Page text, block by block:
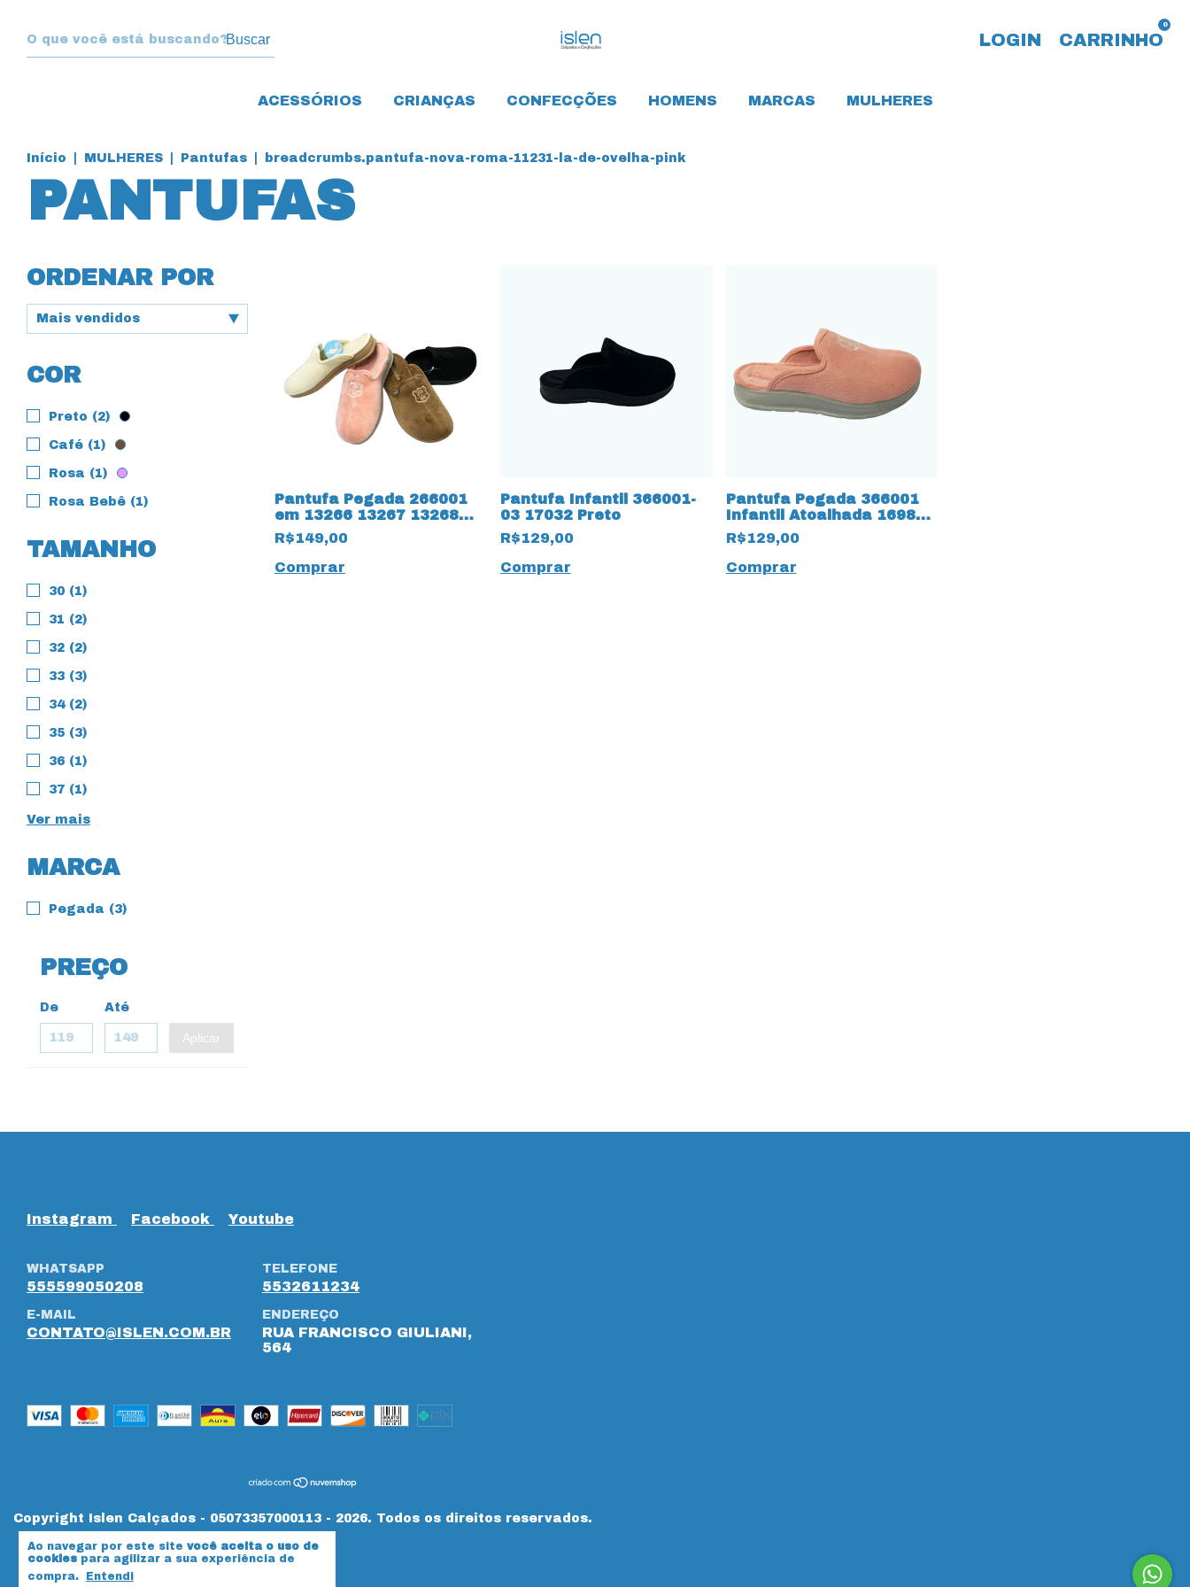
Buscar LOGIN CARRINHO
0
ACESSÓRIOS CRIANÇAS CONFECÇÕES HOMENS MARCAS MULHERES
Ao navegar por este site você aceita o uso de
cookies para agilizar a sua experiência de
compra.
Entendi
Início MULHERES Pantufas breadcrumbs.pantufa-nova-roma-11231-la-de-ovelha-pink
PANTUFAS
ORDENAR POR
COR
Preto (2)
Café (1)
Rosa (1)
Rosa Bebê (1)
TAMANHO
30 (1)
31 (2)
32 (2)
33 (3)
34 (2)
35 (3)
36 (1)
37 (1)
Ver mais
MARCA
Pegada (3)
PREÇO
De Até
Aplicar
Pantufa Pegada 266001
em 13266 13267 13268
Tecido Atoalhado
R$149,00
Comprar
Pantufa Infantil 366001-
03 17032 Preto
R$129,00
Comprar
Pantufa Pegada 366001
Infantil Atoalhada 16983
Rose
R$129,00
Comprar
Instagram Facebook Youtube
WHATSAPP
555599050208
TELEFONE
5532611234
E-MAIL
CONTATO@ISLEN.COM.BR
ENDEREÇO
RUA FRANCISCO GIULIANI,
564
Copyright Islen Calçados - 05073357000113 - 2026. Todos os direitos reservados.